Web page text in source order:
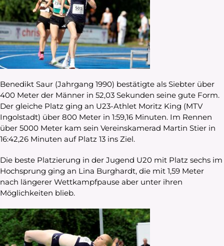
Benedikt Saur (Jahrgang 1990) bestätigte als Siebter über
400 Meter der Männer in 52,03 Sekunden seine gute Form.
Der gleiche Platz ging an U23-Athlet Moritz King (MTV
Ingolstadt) über 800 Meter in 1:59,16 Minuten. Im Rennen
über 5000 Meter kam sein Vereinskamerad Martin Stier in
16:42,26 Minuten auf Platz 13 ins Ziel.
Die beste Platzierung in der Jugend U20 mit Platz sechs im
Hochsprung ging an Lina Burghardt, die mit 1,59 Meter
nach längerer Wettkampfpause aber unter ihren
Möglichkeiten blieb.